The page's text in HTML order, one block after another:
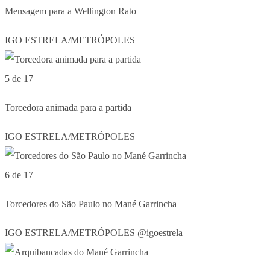
Mensagem para a Wellington Rato
IGO ESTRELA/METRÓPOLES
5 de 17
Torcedora animada para a partida
IGO ESTRELA/METRÓPOLES
6 de 17
Torcedores do São Paulo no Mané Garrincha
IGO ESTRELA/METRÓPOLES @igoestrela